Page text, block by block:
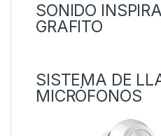
SONIDO
GRAFITO
SISTEMA DE
MICRÓFONOS